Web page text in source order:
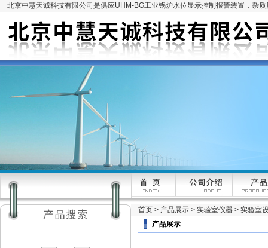
北京中慧天诚科技有限公司是供应UHM-BG工业锅炉水位显示控制报警装置，杂
首页 > 产品展示 > 实验室仪器 > 实验室
产品展示